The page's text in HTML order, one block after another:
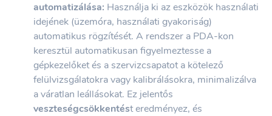
automatizálása: Használja ki az eszközök használati
idejének (üzemóra, használati gyakoriság)
automatikus rögzítését. A rendszer a PDA-kon
keresztül automatikusan figyelmeztesse a
gépkezelőket és a szervizcsapatot a kötelező
felülvizsgálatokra vagy kalibrálásokra, minimalizálva
a váratlan leállásokat. Ez jelentős
veszteségcsökkentést eredményez, és